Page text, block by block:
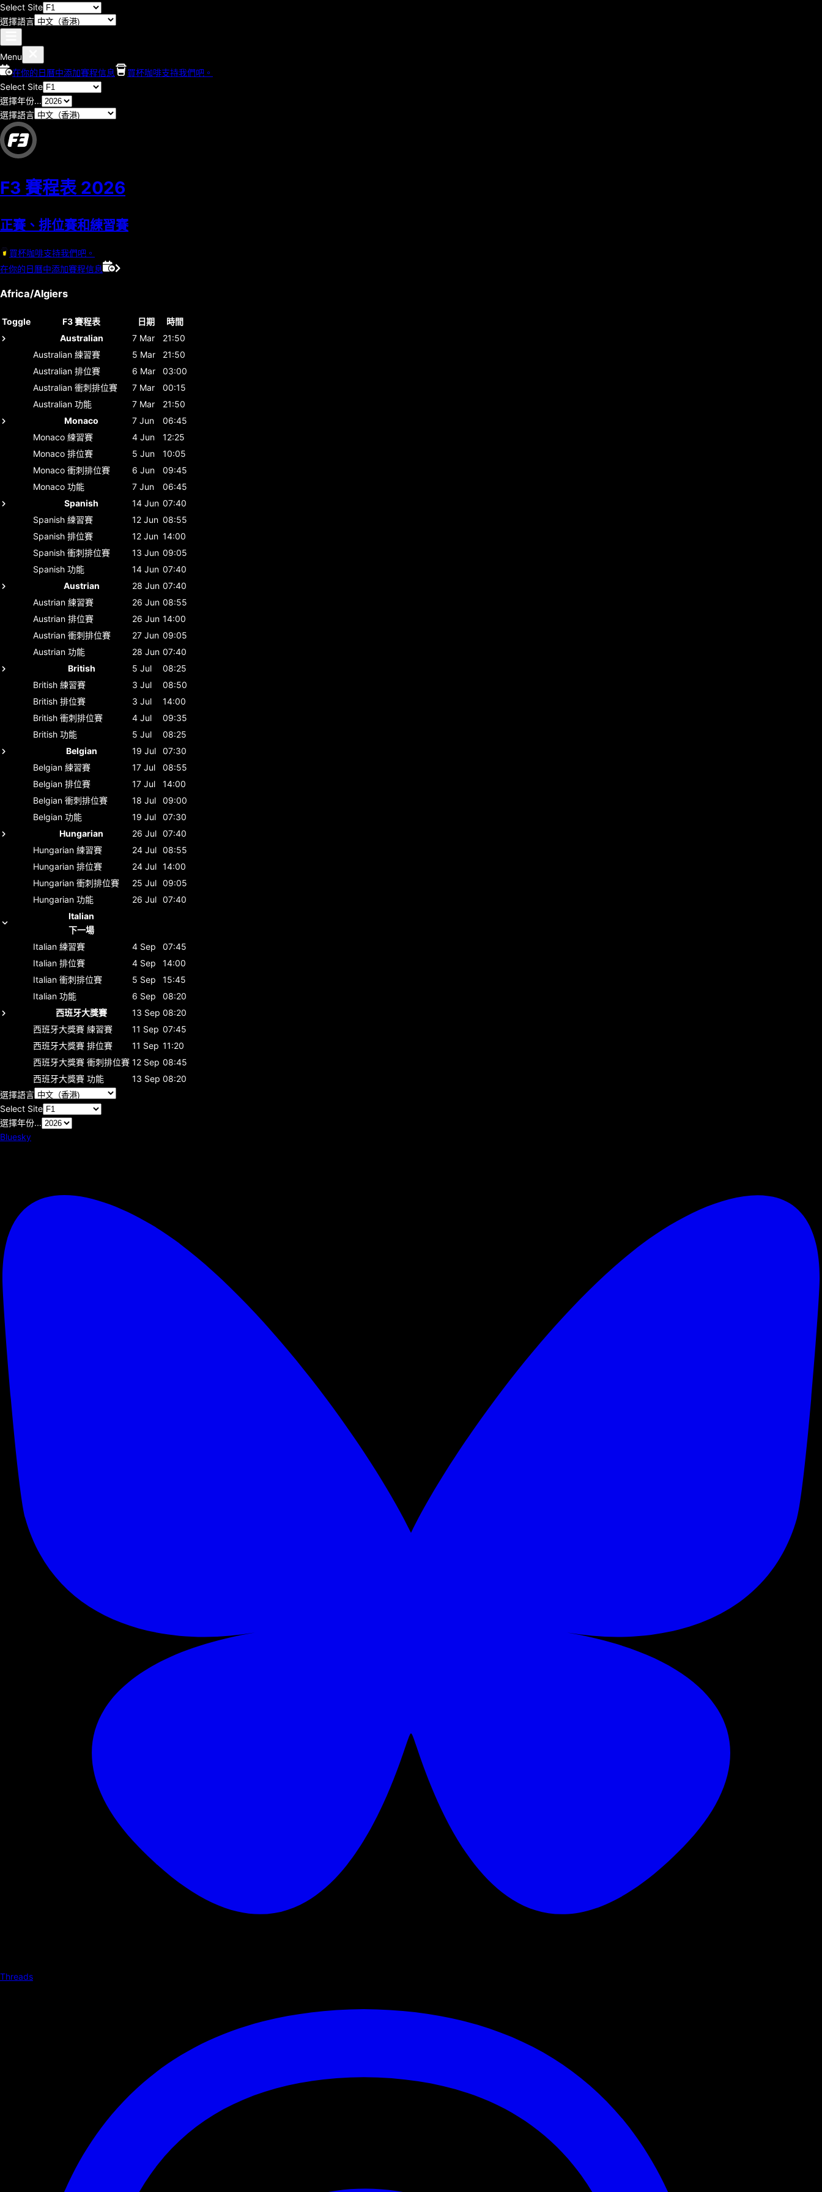
Select Site
選擇語言
Menu
在你的日曆中添加賽程信息
買杯咖啡支持我們吧。
Select Site
選擇年份...
選擇語言
F3 賽程表 2026
正賽、排位賽和練習賽
買杯咖啡支持我們吧。
在你的日曆中添加賽程信息
Africa/Algiers
Toggle F3 賽程表 日期
時間
Australian
7 Mar
21:50
Australian 練習賽 5 Mar
21:50
Australian 排位賽 6 Mar
03:00
Australian 衝刺排位賽 7 Mar
00:15
Australian 功能 7 Mar
21:50
Monaco
7 Jun
06:45
Monaco 練習賽 4 Jun
12:25
Monaco 排位賽 5 Jun
10:05
Monaco 衝刺排位賽 6 Jun
09:45
Monaco 功能 7 Jun
06:45
Spanish
14 Jun 07:40
Spanish 練習賽 12 Jun 08:55
Spanish 排位賽 12 Jun 14:00
Spanish 衝刺排位賽 13 Jun 09:05
Spanish 功能 14 Jun 07:40
Austrian
28 Jun 07:40
Austrian 練習賽 26 Jun 08:55
Austrian 排位賽 26 Jun 14:00
Austrian 衝刺排位賽 27 Jun 09:05
Austrian 功能 28 Jun 07:40
British
5 Jul
08:25
British 練習賽 3 Jul
08:50
British 排位賽 3 Jul
14:00
British 衝刺排位賽 4 Jul
09:35
British 功能 5 Jul
08:25
Belgian
19 Jul
07:30
Belgian 練習賽 17 Jul
08:55
Belgian 排位賽 17 Jul
14:00
Belgian 衝刺排位賽 18 Jul
09:00
Belgian 功能 19 Jul
07:30
Hungarian
26 Jul 07:40
Hungarian 練習賽 24 Jul 08:55
Hungarian 排位賽 24 Jul 14:00
Hungarian 衝刺排位賽 25 Jul 09:05
Hungarian 功能 26 Jul 07:40
Italian
下一場
Italian 練習賽 4 Sep
07:45
Italian 排位賽 4 Sep
14:00
Italian 衝刺排位賽 5 Sep
15:45
Italian 功能 6 Sep
08:20
西班牙大獎賽
13 Sep 08:20
西班牙大獎賽 練習賽 11 Sep 07:45
西班牙大獎賽 排位賽 11 Sep 11:20
西班牙大獎賽 衝刺排位賽 12 Sep 08:45
西班牙大獎賽 功能 13 Sep 08:20
選擇語言
Select Site
選擇年份...
Bluesky
Threads